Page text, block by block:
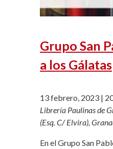
Grupo San
a los Gálatas
13 febrero, 2023 |
Librería Paulinas de
(Esq. C/ Elvira),
En el Grupo San